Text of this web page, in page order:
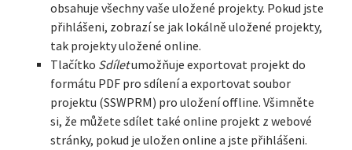
obsahuje všechny vaše uložené projekty. Pokud jste
přihlášeni, zobrazí se jak lokálně uložené projekty,
tak projekty uložené online.
Tlačítko Sdíletumožňuje exportovat projekt do
formátu PDF pro sdílení a exportovat soubor
projektu (SSWPRM) pro uložení offline. Všimněte
si, že můžete sdílet také online projekt z webové
stránky, pokud je uložen online a jste přihlášeni.